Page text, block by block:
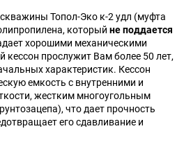
Топол-Эко к-2 удл (муфта
который не поддается
хорошими механическими
прослужит Вам более 50 лет,
характеристик. Кессон
емкость с внутренними и
жестким многоугольным
что дает прочность
его сдавливание и